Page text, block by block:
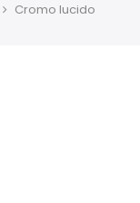
Cromo lucido